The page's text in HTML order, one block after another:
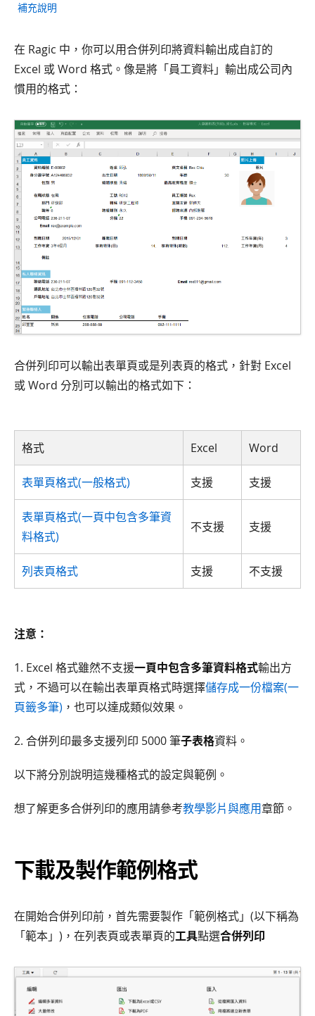
補充說明
在 Ragic 中，你可以用合併列印將資料輸出成自訂的
Excel 或 Word 格式。像是將「員工資料」輸出成公司內
慣用的格式：
合併列印可以輸出表單頁或是列表頁的格式，針對 Excel
或 Word 分別可以輸出的格式如下：
格式 Excel Word
表單頁格式(一般格式) 支援 支援
表單頁格式(一頁中包含多筆資
料格式)
不支援 支援
列表頁格式 支援 不支援
注意：
1. Excel 格式雖然不支援一頁中包含多筆資料格式輸出方
式，不過可以在輸出表單頁格式時選擇儲存成一份檔案(一
頁籤多筆) ，也可以達成類似效果。
2. 合併列印最多支援列印 5000 筆子表格資料。
以下將分別說明這幾種格式的設定與範例。
想了解更多合併列印的應用請參考教學影片與應用章節。
下載及製作範例格式
在開始合併列印前，首先需要製作「範例格式」(以下稱為
「範本」)，在列表頁或表單頁的工具點選合併列印